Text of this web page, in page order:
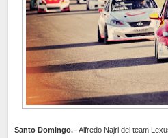
Santo Domingo.–Alfredo Najri del team